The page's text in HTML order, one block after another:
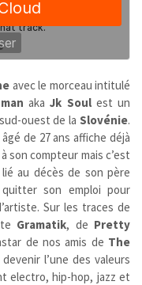
avec le morceau intitulé
akaJk Soulest un
ouest de laSlovénie.
de 27 ans affiche déjà
son compteur mais c’est
au décès de son père
son emploi pour
Sur les traces de
Gramatik, de Pretty
de nos amis de The
l’une des valeurs
electro, hip-hop, jazz et